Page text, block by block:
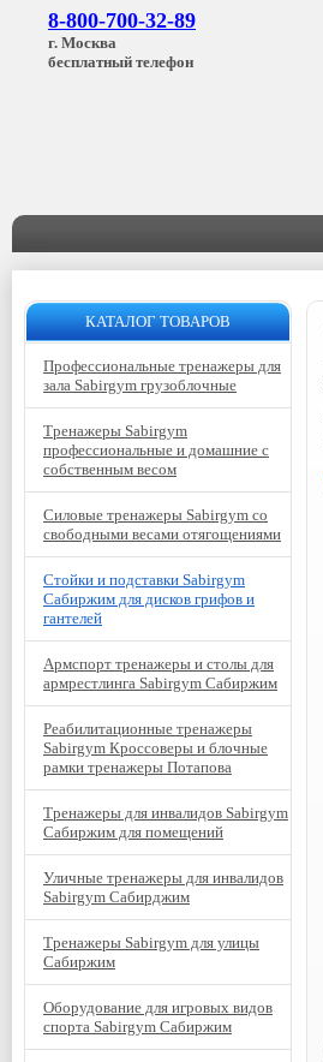
8-800-700-32-89
г. Москва
бесплатный телефон
КАТАЛОГ ТОВАРОВ
Профессиональные тренажеры для
зала Sabirgym грузоблочные
Тренажеры Sabirgym
профессиональные и домашние с
собственным весом
Силовые тренажеры Sabirgym со
свободными весами отягощениями
Стойки и подставки Sabirgym
Сабиржим для дисков грифов и
гантелей
Армспорт тренажеры и столы для
армрестлинга Sabirgym Сабиржим
Реабилитационные тренажеры
Sabirgym Кроссоверы и блочные
рамки тренажеры Потапова
Тренажеры для инвалидов Sabirgym
Сабиржим для помещений
Уличные тренажеры для инвалидов
Sabirgym Сабирджим
Тренажеры Sabirgym для улицы
Сабиржим
Оборудование для игровых видов
спорта Sabirgym Сабиржим